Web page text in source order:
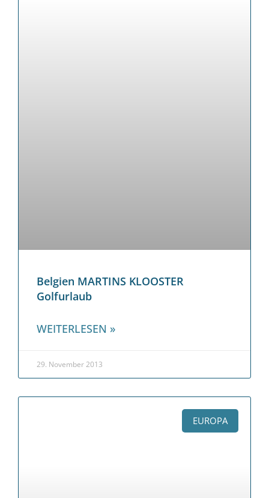
Belgien MARTINS KLOOSTER
Golfurlaub
WEITERLESEN »
29. November 2013
EUROPA